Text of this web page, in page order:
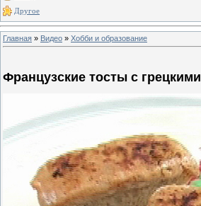
Другое
Главная » Видео » Хобби и образование
Французские тосты с